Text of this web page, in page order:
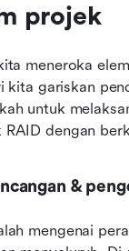
projek
meneroka
kita gariskan
untuk
dengan
&
mengenai